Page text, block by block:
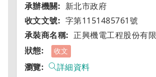
新北市政府
字第1151485761號
正興機電工程股份有
收文
詳細資料